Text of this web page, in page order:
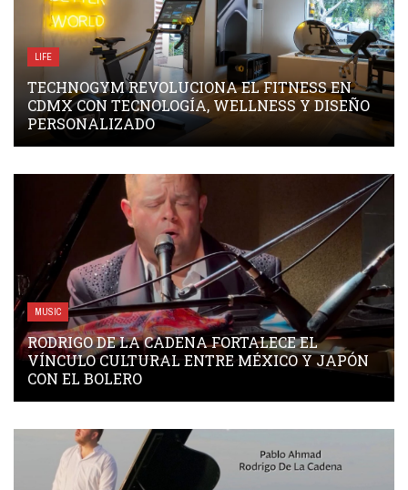
LIFE
TECHNOGYM REVOLUCIONA EL FITNESS EN
CDMX CON TECNOLOGÍA, WELLNESS Y DISEÑO
PERSONALIZADO
MUSIC
RODRIGO DE LA CADENA FORTALECE EL
VÍNCULO CULTURAL ENTRE MÉXICO Y JAPÓN
CON EL BOLERO